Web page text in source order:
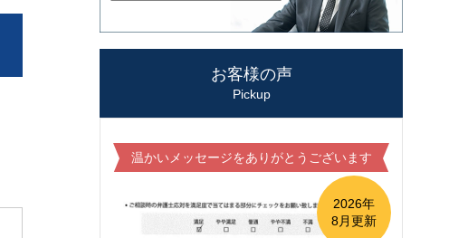
お客様の声
Pickup
温かいメッセージをありがとうございます
2026年
8月更新